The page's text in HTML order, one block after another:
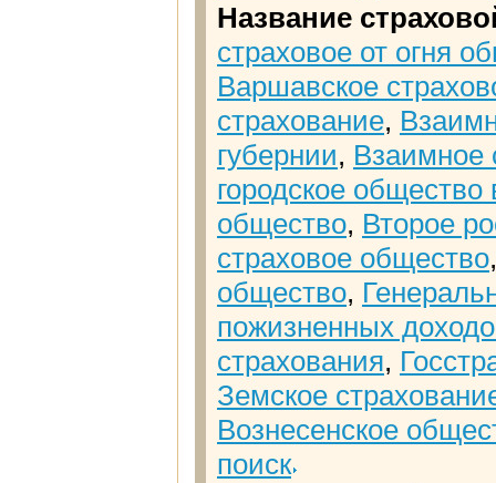
Название
страховое от огня
Варшавское
страхование,
губернии, Взаимное
городское общество
общество, Второе
страховое общество
общество,
пожизненных
страхования,
Земское
Вознесенское
поиск